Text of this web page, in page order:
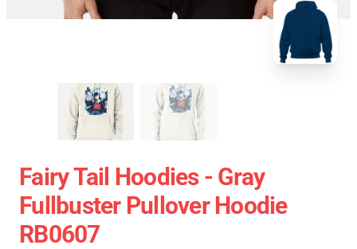
Fairy Tail Hoodies - Gray
Fullbuster Pullover Hoodie
RB0607